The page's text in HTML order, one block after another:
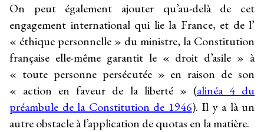
On peut également ajouter qu’au-delà de cet
engagement international qui lie la France, et de l’
« éthique personnelle » du ministre, la Constitution
française elle-même garantit le « droit d’asile » à
« toute personne persécutée » en raison de son
« action en faveur de la liberté » (alinéa 4 du
préambule de la Constitution de 1946). Il y a là un
autre obstacle à l’application de quotas en la matière.